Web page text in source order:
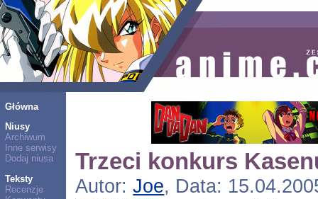
Główna
Niusy
Archiwum
Inne serwisy
Dodaj niusa
Teksty
Recenzje
Trzeci konkurs
Autor:Joe, Data: